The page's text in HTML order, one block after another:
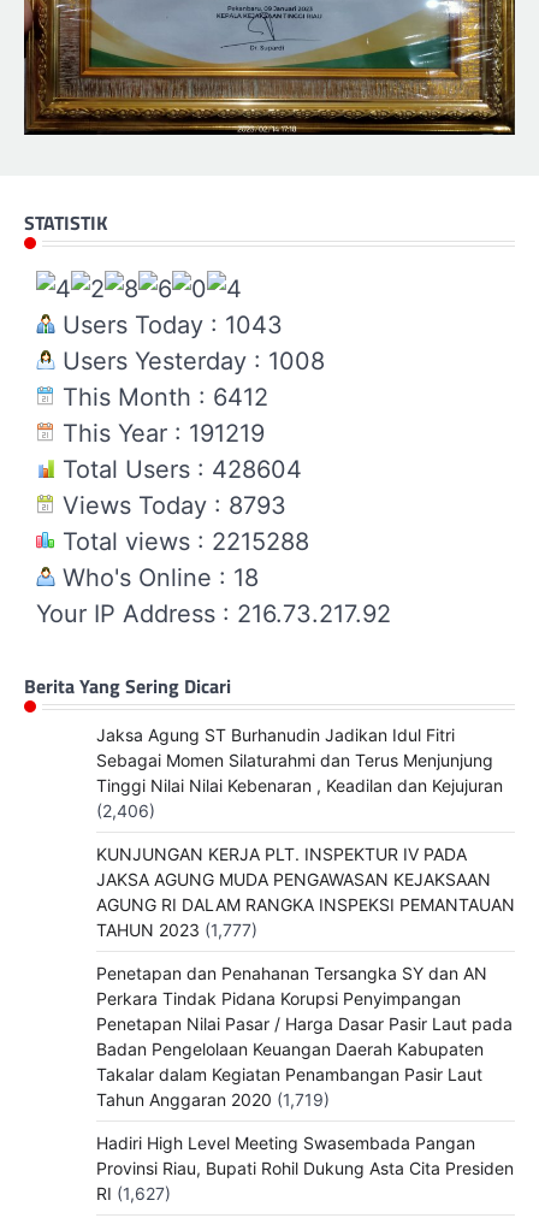
STATISTIK
Users Today : 1043
Users Yesterday : 1008
This Month : 6412
This Year : 191219
Total Users : 428604
Views Today : 8793
Total views : 2215288
Who's Online : 18
Your IP Address : 216.73.217.92
Berita Yang Sering Dicari
Jaksa Agung ST Burhanudin Jadikan Idul Fitri
Sebagai Momen Silaturahmi dan Terus Menjunjung
Tinggi Nilai Nilai Kebenaran , Keadilan dan Kejujuran
(2,406)
KUNJUNGAN KERJA PLT. INSPEKTUR IV PADA
JAKSA AGUNG MUDA PENGAWASAN KEJAKSAAN
AGUNG RI DALAM RANGKA INSPEKSI PEMANTAUAN
TAHUN 2023 (1,777)
Penetapan dan Penahanan Tersangka SY dan AN
Perkara Tindak Pidana Korupsi Penyimpangan
Penetapan Nilai Pasar / Harga Dasar Pasir Laut pada
Badan Pengelolaan Keuangan Daerah Kabupaten
Takalar dalam Kegiatan Penambangan Pasir Laut
Tahun Anggaran 2020 (1,719)
Hadiri High Level Meeting Swasembada Pangan
Provinsi Riau, Bupati Rohil Dukung Asta Cita Presiden
RI (1,627)